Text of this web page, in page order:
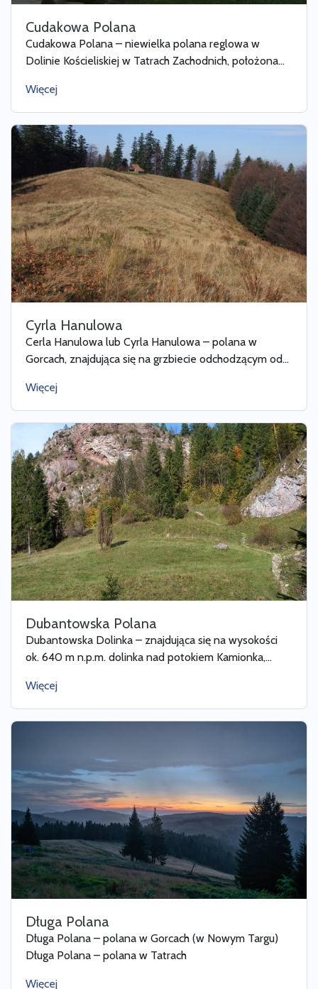
Cudakowa Polana
Cudakowa Polana – niewielka polana reglowa w
Dolinie Kościeliskiej w Tatrach Zachodnich, położona...
Więcej
Cyrla Hanulowa
Cerla Hanulowa lub Cyrla Hanulowa – polana w
Gorcach, znajdująca się na grzbiecie odchodzącym od...
Więcej
Dubantowska Polana
Dubantowska Dolinka – znajdująca się na wysokości
ok. 640 m n.p.m. dolinka nad potokiem Kamionka,...
Więcej
Długa Polana
Długa Polana – polana w Gorcach (w Nowym Targu)
Długa Polana – polana w Tatrach
Więcej